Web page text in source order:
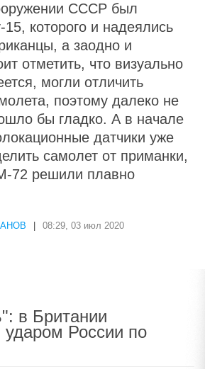
СССР был
15, которого и надеялись
а заодно и
отметить, что визуально
могли отличить
поэтому далеко не
бы гладко. А в начале
датчики уже
самолет от приманки,
72 решили плавно
08:29, 03 июл 2020
в Британии
России по